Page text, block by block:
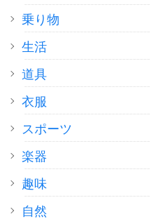
乗り物
生活
道具
衣服
スポーツ
楽器
趣味
自然